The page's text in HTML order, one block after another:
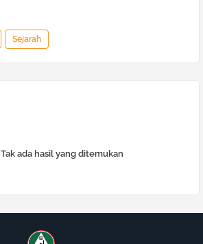
Sejarah
Tak ada hasil yang ditemukan